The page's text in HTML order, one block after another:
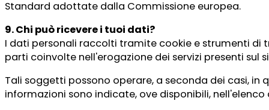
Standard adottate dalla Commissione europea.
9. Chi può ricevere i tuoi dati?
I dati personali raccolti tramite cookie e strumenti di
parti coinvolte nell'erogazione dei servizi presenti sul
Tali soggetti possono operare, a seconda dei casi,
informazioni sono indicate, ove disponibili,